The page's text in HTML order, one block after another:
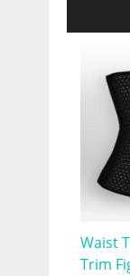
Waist
Trim